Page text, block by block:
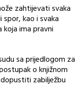
zahtijevati svaka
kao i svaka
ima pravni
sa prijedlogom za
o knjižnom
zabilježbu